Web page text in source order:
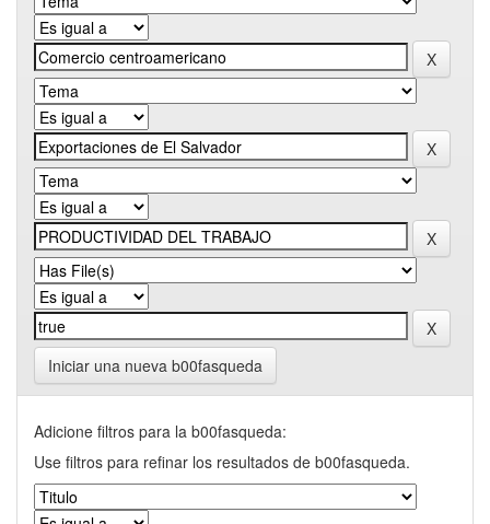
Iniciar una nueva b00fasqueda
Adicione filtros para la b00fasqueda:
Use filtros para refinar los resultados de b00fasqueda.